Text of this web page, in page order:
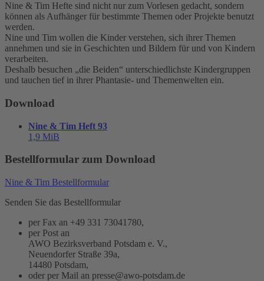
Nine & Tim Hefte sind nicht nur zum Vorlesen gedacht, sondern
können als Aufhänger für bestimmte Themen oder Projekte benutzt
werden.
Nine und Tim wollen die Kinder verstehen, sich ihrer Themen
annehmen und sie in Geschichten und Bildern für und von Kindern
verarbeiten.
Deshalb besuchen „die Beiden“ unterschiedlichste Kindergruppen
und tauchen tief in ihrer Phantasie- und Themenwelten ein.
Download
Nine & Tim Heft 93
1,9 MiB
Bestellformular zum Download
Nine & Tim Bestellformular
Senden Sie das Bestellformular
per Fax an +49 331 73041780,
per Post an
AWO Bezirksverband Potsdam e. V.,
Neuendorfer Straße 39a,
14480 Potsdam,
oder per Mail an presse@awo-potsdam.de